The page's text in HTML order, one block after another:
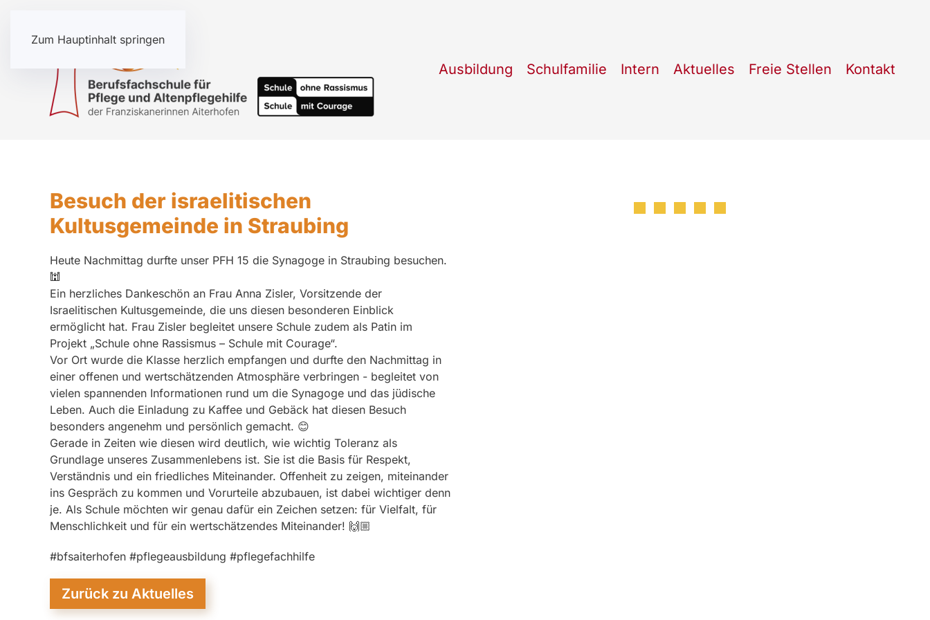
Zum Hauptinhalt springen
Ausbildung Schulfamilie Intern Aktuelles Freie Stellen Kontakt
Besuch der israelitischen
Kultusgemeinde in Straubing
Heute Nachmittag durfte unser PFH 15 die Synagoge in Straubing besuchen.
🕍
Ein herzliches Dankeschön an Frau Anna Zisler, Vorsitzende der
Israelitischen Kultusgemeinde, die uns diesen besonderen Einblick
ermöglicht hat. Frau Zisler begleitet unsere Schule zudem als Patin im
Projekt „Schule ohne Rassismus – Schule mit Courage“.
Vor Ort wurde die Klasse herzlich empfangen und durfte den Nachmittag in
einer offenen und wertschätzenden Atmosphäre verbringen - begleitet von
vielen spannenden Informationen rund um die Synagoge und das jüdische
Leben. Auch die Einladung zu Kaffee und Gebäck hat diesen Besuch
besonders angenehm und persönlich gemacht. 😊
Gerade in Zeiten wie diesen wird deutlich, wie wichtig Toleranz als
Grundlage unseres Zusammenlebens ist. Sie ist die Basis für Respekt,
Verständnis und ein friedliches Miteinander. Offenheit zu zeigen, miteinander
ins Gespräch zu kommen und Vorurteile abzubauen, ist dabei wichtiger denn
je. Als Schule möchten wir genau dafür ein Zeichen setzen: für Vielfalt, für
Menschlichkeit und für ein wertschätzendes Miteinander! 🙌🏼
#bfsaiterhofen #pflegeausbildung #pflegefachhilfe
Zurück zu Aktuelles